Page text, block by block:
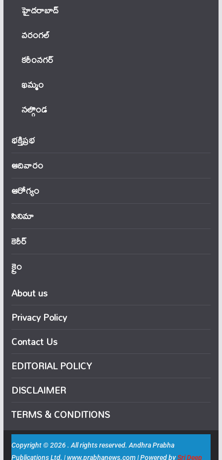
హైదరాబాద్
వ‌రంగ‌ల్
కరీంనగర్
ఖ‌మ్మం
నల్గొండ
భక్తిప్రభ
ఆదివారం
ఆరోగ్యం
సినిమా
కెరీర్
క్రైం
About us
Privacy Policy
Contact Us
EDITORIAL POLICY
DISCLAIMER
TERMS & CONDITIONS
Copyright © 2026 . All rights reserved. Andhra Prabha
Publications Ltd. | www.prabhanews.com | Powered bySri Deep